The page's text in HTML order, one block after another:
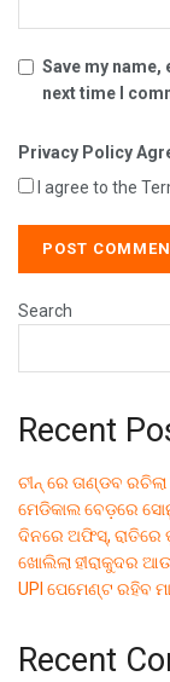
Save my
next time I
Privacy Policy
I agree to the
Search
Recent
ଚୀନ୍ ରେ ତାଣ୍ଡବ
ମେଡିକାଲ ବେଡ଼ରେ
ଦିନରେ ଅଫିସ୍, ରାତିରେ
ଖୋଲିଲା ହୀରାକୁଦର
UPI ପେମେଣ୍ଟ ରହିବ
Recent